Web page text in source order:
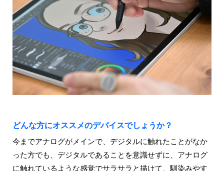
どんな方にオススメのデバイスでしょうか？
今までアナログがメインで、デジタルに触れたことがなか
った方でも、デジタルであることを意識せずに、アナログ
に触れているような感覚でサラサラと描けて、馴染みやす